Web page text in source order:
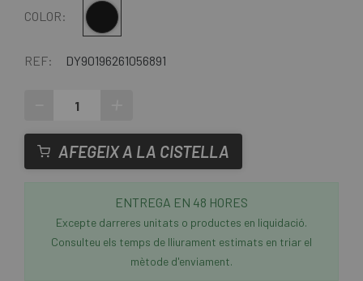
COLOR: Negre-Groc
REF: DY90196261056891
AFEGEIX A LA CISTELLA
ENTREGA EN 48 HORES
Excepte darreres unitats o productes en liquidació.
Consulteu els temps de lliurament estimats en triar el
mètode d'enviament.